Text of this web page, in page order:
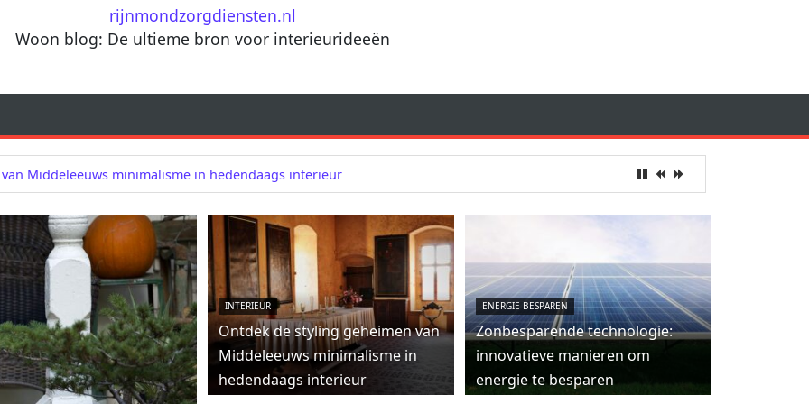
rijnmondzorgdiensten.nl
Woon blog: De ultieme bron voor interieurideeën
Middeleeuws minimalisme in hedendaags interieur
INTERIEUR
Ontdek de styling geheimen van
Middeleeuws minimalisme in
hedendaags interieur
ENERGIE BESPAREN
Zonbesparende technologie:
innovatieve manieren om
energie te besparen